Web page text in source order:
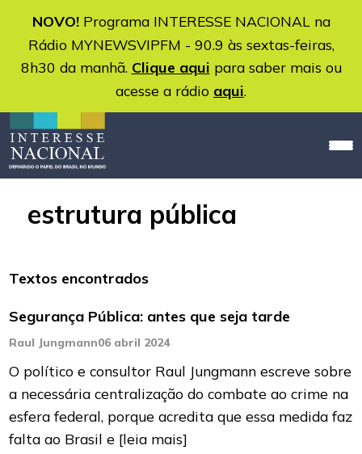
NOVO!Programa INTERESSE NACIONAL na
Rádio MYNEWSVIPFM - 90.9 às sextas-feiras,
8h30 da manhã. Clique aqui para saber mais ou
acesse a rádio aqui.
estrutura pública
Textos encontrados
Segurança Pública: antes que seja tarde
Raul Jungmann06 abril 2024
O político e consultor Raul Jungmann escreve sobre
a necessária centralização do combate ao crime na
esfera federal, porque acredita que essa medida faz
falta ao Brasil e [leia mais]